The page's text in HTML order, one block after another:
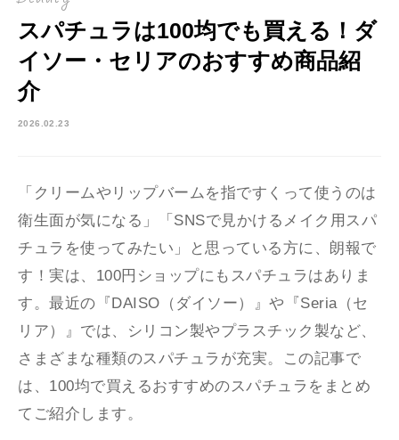
スパチュラは100均でも買える！ダ
イソー・セリアのおすすめ商品紹
介
2026.02.23
「クリームやリップバームを指ですくって使うのは
衛生面が気になる」「SNSで見かけるメイク用スパ
チュラを使ってみたい」と思っている方に、朗報で
す！実は、100円ショップにもスパチュラはありま
す。最近の『DAISO（ダイソー）』や『Seria（セ
リア）』では、シリコン製やプラスチック製など、
さまざまな種類のスパチュラが充実。この記事で
は、100均で買えるおすすめのスパチュラをまとめ
てご紹介します。